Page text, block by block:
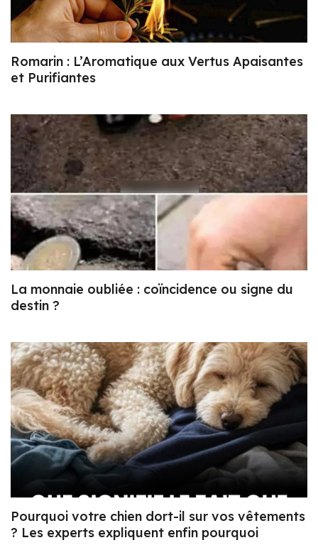
Romarin : L’Aromatique aux Vertus Apaisantes
et Purifiantes
La monnaie oubliée : coïncidence ou signe du
destin ?
Pourquoi votre chien dort-il sur vos vêtements
? Les experts expliquent enfin pourquoi